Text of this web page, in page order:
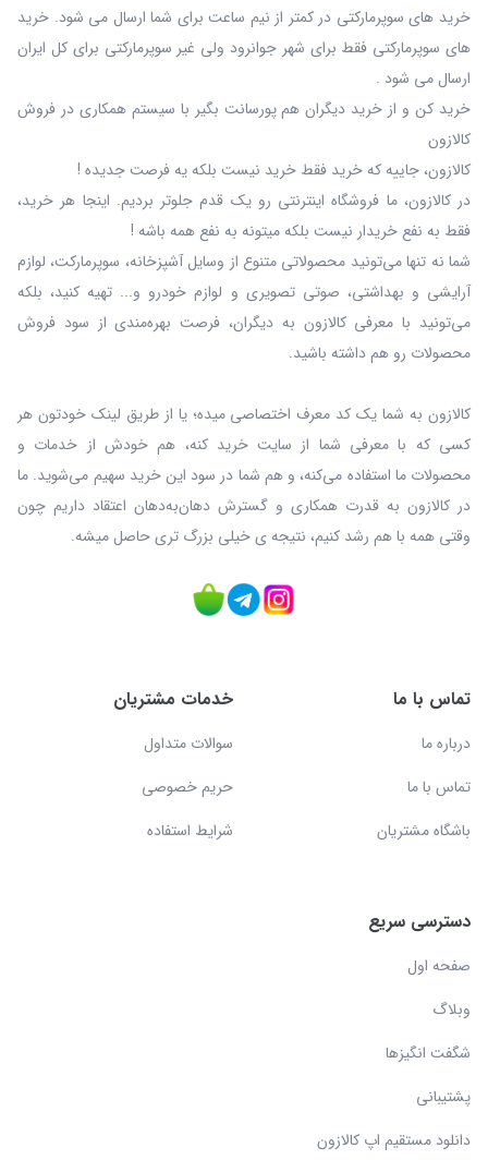
خرید های سوپرمارکتی در کمتر از نیم ساعت برای شما ارسال می شود. خرید
های سوپرمارکتی فقط برای شهر جوانرود ولی غیر سوپرمارکتی برای کل ایران
ارسال می شود .
خرید کن و از خرید دیگران هم پورسانت بگیر با سیستم همکاری در فروش
کالازون
کالازون، جاییه که خرید فقط خرید نیست بلکه یه فرصت جدیده !
در کالازون، ما فروشگاه اینترنتی رو یک قدم جلوتر بردیم. اینجا هر خرید،
فقط به نفع خریدار نیست بلکه میتونه به نفع همه باشه !
شما نه‌ تنها می‌تونید محصولاتی متنوع از وسایل آشپزخانه، سوپرمارکت، لوازم
آرایشی و بهداشتی، صوتی تصویری و لوازم خودرو و... تهیه کنید، بلکه
می‌تونید با معرفی کالازون به دیگران، فرصت بهره‌مندی از سود فروش
محصولات رو هم داشته باشید.
کالازون به شما یک کد معرف اختصاصی میده؛ یا از طریق لینک خودتون هر
کسی که با معرفی شما از سایت خرید کنه، هم خودش از خدمات و
محصولات ما استفاده می‌کنه، و هم شما در سود این خرید سهیم می‌شوید. ما
در کالازون به قدرت همکاری و گسترش دهان‌به‌دهان اعتقاد داریم چون
وقتی همه با هم رشد کنیم، نتیجه ی خیلی بزرگ‌ تری حاصل میشه.
تماس با ما
درباره ما
تماس با ما
باشگاه مشتریان
خدمات مشتریان
سوالات متداول
حریم خصوصی
شرایط استفاده
دسترسی سریع
صفحه اول
وبلاگ
شگفت انگیزها
پشتیبانی
دانلود مستقیم اپ کالازون